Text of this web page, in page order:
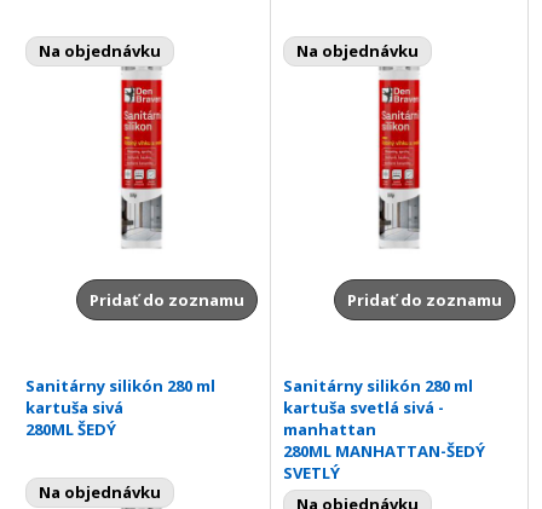
Na objednávku
Pridať do zoznamu
Na objednávku
Pridať do zoznamu
Sanitárny silikón 280 ml
kartuša sivá
280ML ŠEDÝ
Na objednávku
Sanitárny silikón 280 ml
kartuša svetlá sivá -
manhattan
280ML MANHATTAN-ŠEDÝ
SVETLÝ
Na objednávku